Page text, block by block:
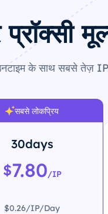
के साथ सबसे तेज़
सबसे लोकप्रिय
30days
$7.80/IP
$0.26/IP/Day